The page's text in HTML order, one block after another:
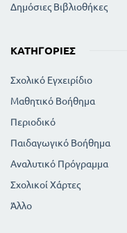
Δημόσιες Βιβλιοθήκες
ΚΑΤΗΓΟΡΊΕΣ
Σχολικό Εγχειρίδιο
Μαθητικό Βοήθημα
Περιοδικό
Παιδαγωγικό Βοήθημα
Αναλυτικό Πρόγραμμα
Σχολικοί Χάρτες
Άλλο